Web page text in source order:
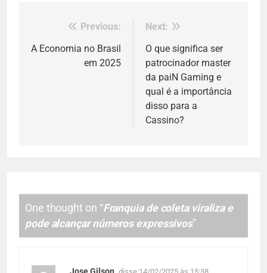
Navegação
de
Previous:
A Economia no Brasil
em 2025
Next:
O que significa ser
patrocinador master
da paiN Gaming e
qual é a importância
disso para a
Cassino?
One thought on “Franquia de coleta viraliza e
pode alcançar números expressivos”